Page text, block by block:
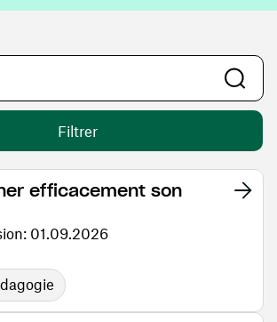
Filtrer
efficacement son
01.09.2026